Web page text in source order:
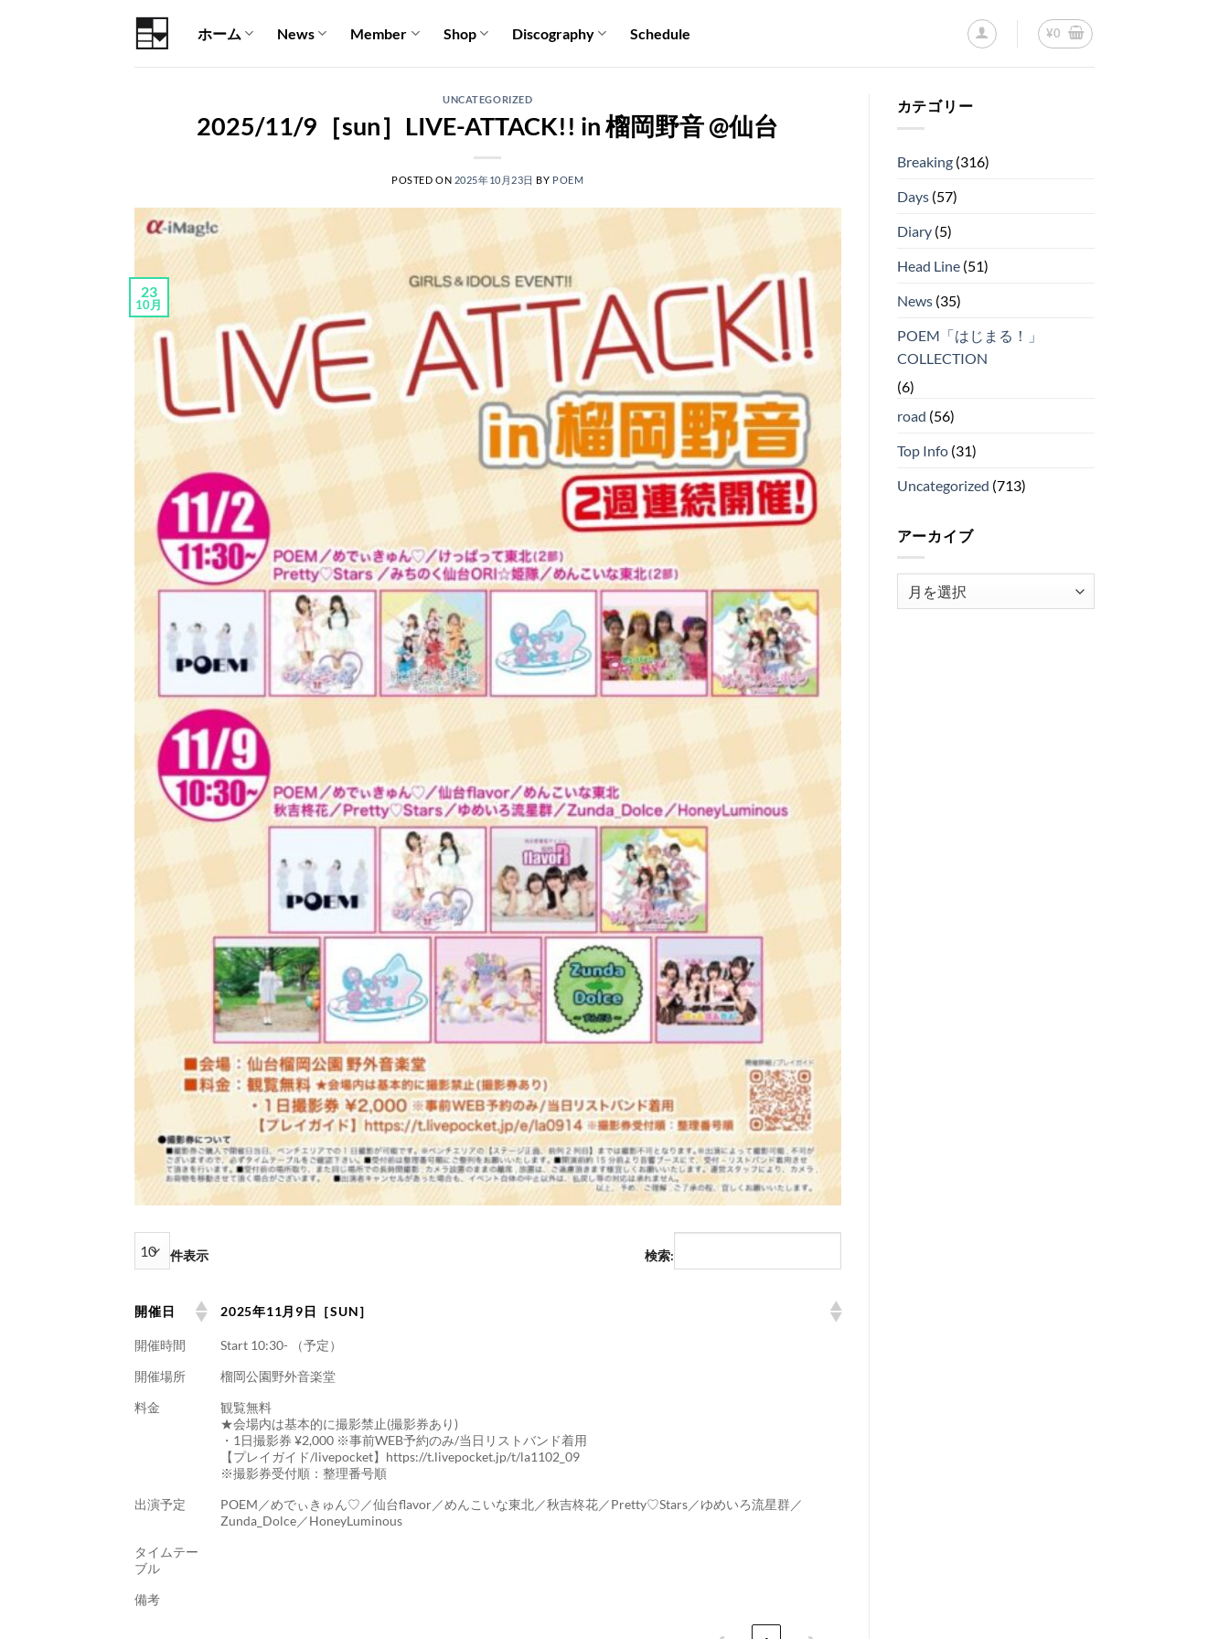
ホーム News Member Shop Discography Schedule ¥0
UNCATEGORIZED
2025/11/9［sun］LIVE-ATTACK!! in 榴岡野音 @仙台
POSTED ON 2025年10月23日 BY POEM
23
10月
件表示 検索:
開催日 2025年11月9日［SUN］
開催時間
Start 10:30- （予定）
開催場所
榴岡公園野外音楽堂
料金
観覧無料
★会場内は基本的に撮影禁止(撮影券あり)
・1日撮影券 ¥2,000 ※事前WEB予約のみ/当日リストバンド着用
【プレイガイド/livepocket】https://t.livepocket.jp/t/la1102_09
※撮影券受付順：整理番号順
出演予定
POEM／めでぃきゅん♡／仙台flavor／めんこいな東北／秋吉柊花／Pretty♡Stars／ゆめいろ流星群／
Zunda_Dolce／HoneyLuminous
タイムテー
ブル
備考
カテゴリー
Breaking(316)
Days(57)
Diary(5)
Head Line(51)
News(35)
POEM「はじまる！」
COLLECTION
(6)
road (56)
Top Info(31)
Uncategorized (713)
アーカイブ